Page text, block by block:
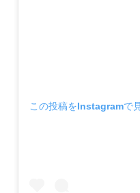
この投稿をInstagramで